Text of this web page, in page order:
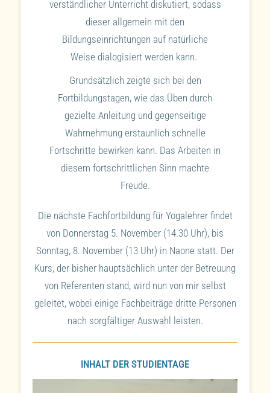
verständlicher Unterricht diskutiert, sodass
dieser allgemein mit den
Bildungseinrichtungen auf natürliche
Weise dialogisiert werden kann.
Grundsätzlich zeigte sich bei den
Fortbildungstagen, wie das Üben durch
gezielte Anleitung und gegenseitige
Wahrnehmung erstaunlich schnelle
Fortschritte bewirken kann. Das Arbeiten in
diesem fortschrittlichen Sinn machte
Freude.
Die nächste Fachfortbildung für Yogalehrer findet
von Donnerstag 5. November (14.30 Uhr), bis
Sonntag, 8. November (13 Uhr) in Naone statt. Der
Kurs, der bisher hauptsächlich unter der Betreuung
von Referenten stand, wird nun von mir selbst
geleitet, wobei einige Fachbeiträge dritte Personen
nach sorgfältiger Auswahl leisten.
INHALT DER STUDIENTAGE